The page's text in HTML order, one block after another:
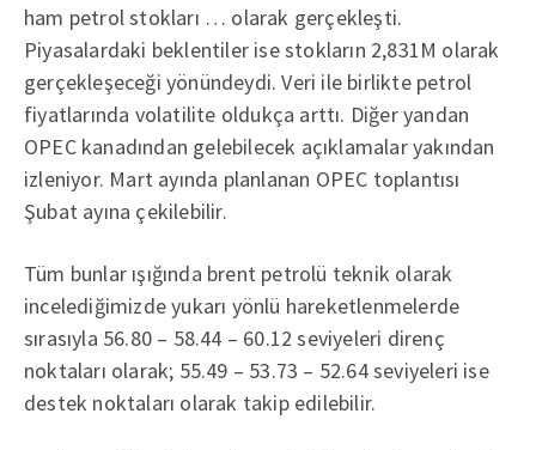
ham petrol stokları … olarak gerçekleşti.
Piyasalardaki beklentiler ise stokların 2,831M olarak
gerçekleşeceği yönündeydi. Veri ile birlikte petrol
fiyatlarında volatilite oldukça arttı. Diğer yandan
OPEC kanadından gelebilecek açıklamalar yakından
izleniyor. Mart ayında planlanan OPEC toplantısı
Şubat ayına çekilebilir.
Tüm bunlar ışığında brent petrolü teknik olarak
incelediğimizde yukarı yönlü hareketlenmelerde
sırasıyla 56.80 – 58.44 – 60.12 seviyeleri direnç
noktaları olarak; 55.49 – 53.73 – 52.64 seviyeleri ise
destek noktaları olarak takip edilebilir.